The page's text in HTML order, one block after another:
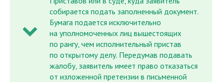
собирается подать заполненный документ.
Бумага подается исключительно
на уполномоченных лиц вышестоящих
по рангу, чем исполнительный пристав
по открытому делу. Передумав подавать
жалобу, заявитель имеет право отказаться
от изложенной претензии в письменной